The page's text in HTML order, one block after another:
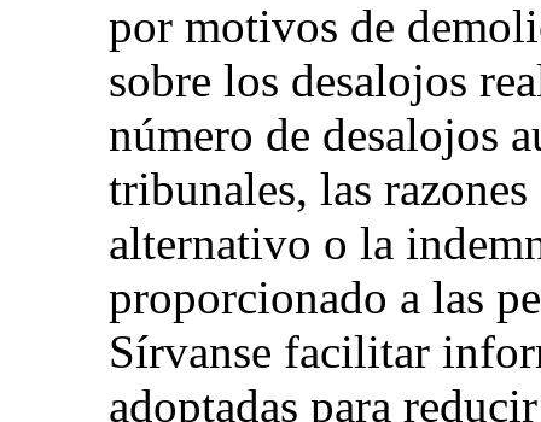
por motivos de
sobre los desalojos
número de desalojos
tribunales, las
alternativo o la
proporcionado a las
Sírvanse facilitar
adoptadas para